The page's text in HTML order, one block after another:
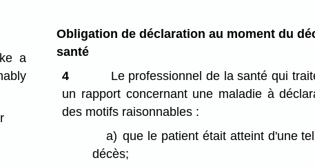
a
Obligation de déclaration au moment du
santé
4
Le professionnel de la santé qui
un rapport concernant une maladie à
des motifs raisonnables :
a) que le patient était atteint d'une
décès;